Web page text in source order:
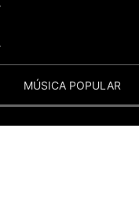
MÚSICA POPULAR